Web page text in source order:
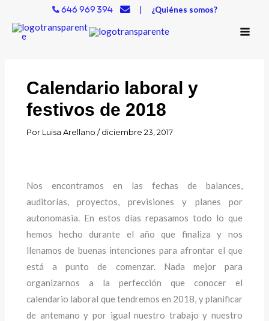
contenido
646 969 394 | ¿Quiénes somos?
Calendario laboral y
festivos de 2018
Por Luisa Arellano/diciembre 23, 2017
Nos encontramos en las fechas de balances,
auditorías, proyectos, previsiones y planes por
autonomasia. En estos días repasamos todo lo que
hemos hecho durante el año que finaliza y nos
llenamos de buenas intenciones para afrontar el que
está a punto de comenzar. Nada mejor para
organizarnos a la perfección que conocer el
calendario laboral que tendremos en 2018, y planificar
de antemano y por igual nuestro trabajo y nuestro